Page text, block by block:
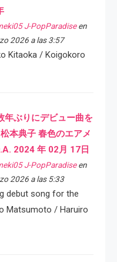
J-PopParadiseen
2026 a las 3:57
Kitaoka / Koigokoro
年ぶりにデビュー曲を
本典子 春色のエアメ
2024 年 02月 17日
J-PopParadiseen
2026 a las 5:33
debut song for the
Matsumoto / Haruiro